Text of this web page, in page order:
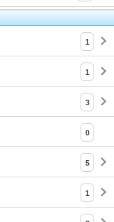
1
1
3
0
5
1